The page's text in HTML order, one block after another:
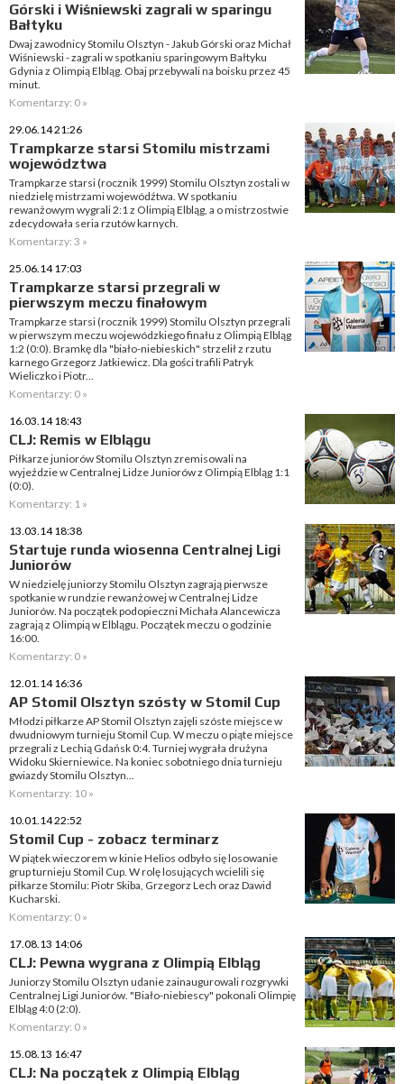
Górski i Wiśniewski zagrali w sparingu
Bałtyku
Dwaj zawodnicy Stomilu Olsztyn - Jakub Górski oraz Michał
Wiśniewski - zagrali w spotkaniu sparingowym Bałtyku
Gdynia z Olimpią Elbląg. Obaj przebywali na boisku przez 45
minut.
Komentarzy: 0 »
29.06.14 21:26
Trampkarze starsi Stomilu mistrzami
województwa
Trampkarze starsi (rocznik 1999) Stomilu Olsztyn zostali w
niedzielę mistrzami wojewódźtwa. W spotkaniu
rewanżowym wygrali 2:1 z Olimpią Elbląg, a o mistrzostwie
zdecydowała seria rzutów karnych.
Komentarzy: 3 »
25.06.14 17:03
Trampkarze starsi przegrali w
pierwszym meczu finałowym
Trampkarze starsi (rocznik 1999) Stomilu Olsztyn przegrali
w pierwszym meczu wojewódzkiego finału z Olimpią Elbląg
1:2 (0:0). Bramkę dla "biało-niebieskich" strzelił z rzutu
karnego Grzegorz Jatkiewicz. Dla gości trafili Patryk
Wieliczko i Piotr...
Komentarzy: 0 »
16.03.14 18:43
CLJ: Remis w Elblągu
Piłkarze juniorów Stomilu Olsztyn zremisowali na
wyjeździe w Centralnej Lidze Juniorów z Olimpią Elbląg 1:1
(0:0).
Komentarzy: 1 »
13.03.14 18:38
Startuje runda wiosenna Centralnej Ligi
Juniorów
W niedzielę juniorzy Stomilu Olsztyn zagrają pierwsze
spotkanie w rundzie rewanżowej w Centralnej Lidze
Juniorów. Na początek podopieczni Michała Alancewicza
zagrają z Olimpią w Elblągu. Początek meczu o godzinie
16:00.
Komentarzy: 0 »
12.01.14 16:36
AP Stomil Olsztyn szósty w Stomil Cup
Młodzi piłkarze AP Stomil Olsztyn zajęli szóste miejsce w
dwudniowym turnieju Stomil Cup. W meczu o piąte miejsce
przegrali z Lechią Gdańsk 0:4. Turniej wygrała drużyna
Widoku Skierniewice. Na koniec sobotniego dnia turnieju
gwiazdy Stomilu Olsztyn...
Komentarzy: 10 »
10.01.14 22:52
Stomil Cup - zobacz terminarz
W piątek wieczorem w kinie Helios odbyło się losowanie
grup turnieju Stomil Cup. W rolę losujących wcielili się
piłkarze Stomilu: Piotr Skiba, Grzegorz Lech oraz Dawid
Kucharski.
Komentarzy: 0 »
17.08.13 14:06
CLJ: Pewna wygrana z Olimpią Elbląg
Juniorzy Stomilu Olsztyn udanie zainaugurowali rozgrywki
Centralnej Ligi Juniorów. "Biało-niebiescy" pokonali Olimpię
Elbląg 4:0 (2:0).
Komentarzy: 0 »
15.08.13 16:47
CLJ: Na początek z Olimpią Elbląg